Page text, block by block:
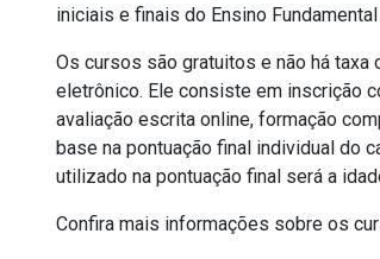
iniciais e finais do Ensino
Os cursos são gratuitos e não há
eletrônico. Ele consiste em inscrição
avaliação escrita online, formação
base na pontuação final individual do
utilizado na pontuação final será a
Confira mais informações sobre os